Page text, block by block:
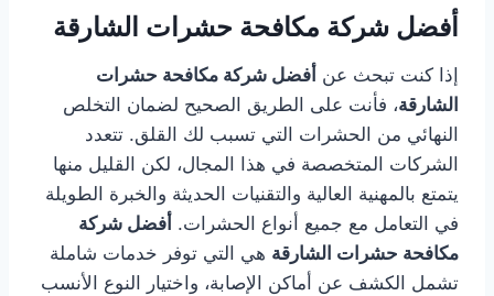
أفضل شركة مكافحة حشرات الشارقة
إذا كنت تبحث عن أفضل شركة مكافحة حشرات
الشارقة، فأنت على الطريق الصحيح لضمان التخلص
النهائي من الحشرات التي تسبب لك القلق. تتعدد
الشركات المتخصصة في هذا المجال، لكن القليل منها
يتمتع بالمهنية العالية والتقنيات الحديثة والخبرة الطويلة
في التعامل مع جميع أنواع الحشرات. أفضل شركة
مكافحة حشرات الشارقة هي التي توفر خدمات شاملة
تشمل الكشف عن أماكن الإصابة، واختيار النوع الأنسب